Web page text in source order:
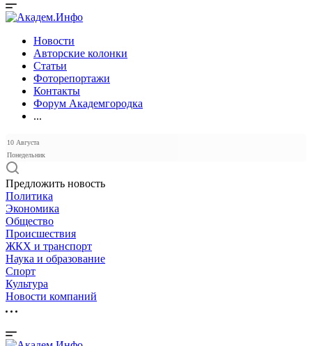
Новости
Авторские колонки
Статьи
Фоторепортажи
Контакты
Форум Академгородка
...
10 Августа
Понедельник
Предложить новость
Политика
Экономика
Общество
Происшествия
ЖКХ и транспорт
Наука и образование
Спорт
Культура
Новости компаний